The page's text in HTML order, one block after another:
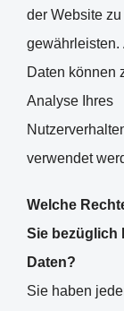
der Website zu
gewährleisten.
Daten können
Analyse Ihres
verwendet
Welche
Sie bezüglich
Daten?
Sie haben